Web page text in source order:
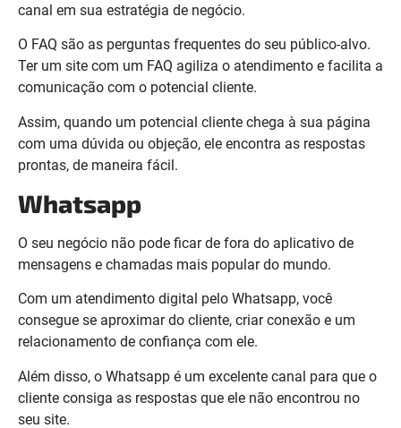
canal em sua estratégia de negócio.
O FAQ são as perguntas frequentes do seu público-alvo.
Ter um site com um FAQ agiliza o atendimento e facilita a
comunicação com o potencial cliente.
Assim, quando um potencial cliente chega à sua página
com uma dúvida ou objeção, ele encontra as respostas
prontas, de maneira fácil.
Whatsapp
O seu negócio não pode ficar de fora do aplicativo de
mensagens e chamadas mais popular do mundo.
Com um atendimento digital pelo Whatsapp, você
consegue se aproximar do cliente, criar conexão e um
relacionamento de confiança com ele.
Além disso, o Whatsapp é um excelente canal para que o
cliente consiga as respostas que ele não encontrou no
seu site.